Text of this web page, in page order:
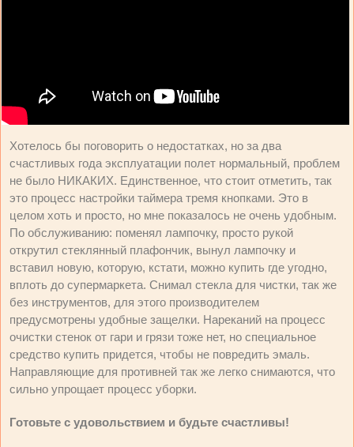
Хотелось бы поговорить о недостатках, но за два
счастливых года эксплуатации полет нормальный, проблем
не было НИКАКИХ. Единственное, что стоит отметить, так
это процесс настройки таймера тремя кнопками. Это в
целом хоть и просто, но мне показалось не очень удобным.
По обслуживанию: поменял лампочку, просто рукой
открутил стеклянный плафончик, вынул лампочку и
вставил новую, которую, кстати, можно купить где угодно,
вплоть до супермаркета. Снимал стекла для чистки, так же
без инструментов, для этого производителем
предусмотрены удобные защелки. Нареканий на процесс
очистки стенок от гари и грязи тоже нет, но специальное
средство купить придется, чтобы не повредить эмаль.
Направляющие для противней так же легко снимаются, что
сильно упрощает процесс уборки.
Готовьте с удовольствием и будьте счастливы!